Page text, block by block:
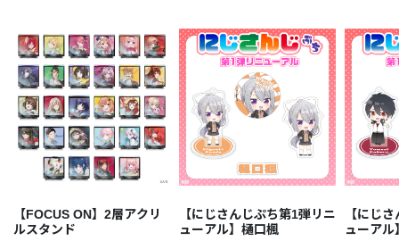
【FOCUS ON】2層アクリ
ルスタンド
【にじさんじぷち第1弾リニ
ューアル】樋口楓
【にじ
ューアル